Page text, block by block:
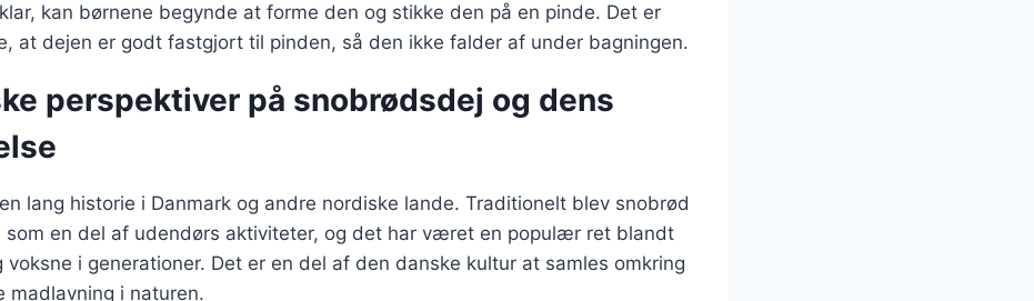
kan børnene begynde at forme den og stikke den på en pinde. Det er
at dejen er godt fastgjort til pinden, så den ikke falder af under bagningen.
perspektiver på snobrødsdej og dens
lang historie i Danmark og andre nordiske lande. Traditionelt blev snobrød
som en del af udendørs aktiviteter, og det har været en populær ret blandt
voksne i generationer. Det er en del af den danske kultur at samles omkring
madlavning i naturen.